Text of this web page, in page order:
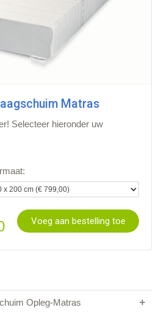
Matras
Selecteer hieronder uw
Voeg aan bestelling toe
Opleg-Matras